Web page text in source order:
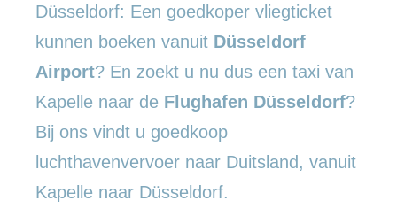
Düsseldorf: Een goedkoper vliegticket
kunnen boeken vanuit Düsseldorf
Airport? En zoekt u nu dus een taxi van
Kapelle naar de Flughafen Düsseldorf?
Bij ons vindt u goedkoop
luchthavenvervoer naar Duitsland, vanuit
Kapelle naar Düsseldorf.